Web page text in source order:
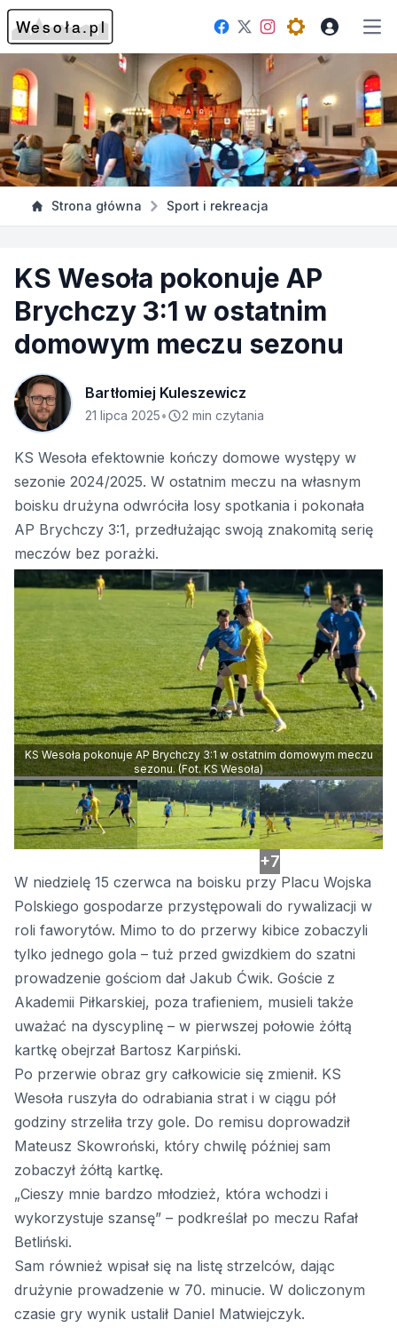
Facebook
TwitterInstagram
Open theme
Strona główna Sport i rekreacja
KS Wesoła pokonuje AP
Brychczy 3:1 w ostatnim
domowym meczu sezonu
Bartłomiej Kuleszewicz
21 lipca 2025• 2 min czytania
KS Wesoła efektownie kończy domowe występy w
sezonie 2024/2025. W ostatnim meczu na własnym
boisku drużyna odwróciła losy spotkania i pokonała
AP Brychczy 3:1, przedłużając swoją znakomitą serię
meczów bez porażki.
KS Wesoła pokonuje AP Brychczy 3:1 w ostatnim domowym meczu
sezonu. (Fot. KS Wesoła)
+7
W niedzielę 15 czerwca na boisku przy Placu Wojska
Polskiego gospodarze przystępowali do rywalizacji w
roli faworytów. Mimo to do przerwy kibice zobaczyli
tylko jednego gola – tuż przed gwizdkiem do szatni
prowadzenie gościom dał Jakub Ćwik. Goście z
Akademii Piłkarskiej, poza trafieniem, musieli także
uważać na dyscyplinę – w pierwszej połowie żółtą
kartkę obejrzał Bartosz Karpiński.
Po przerwie obraz gry całkowicie się zmienił. KS
Wesoła ruszyła do odrabiania strat i w ciągu pół
godziny strzeliła trzy gole. Do remisu doprowadził
Mateusz Skowroński, który chwilę później sam
zobaczył żółtą kartkę.
„Cieszy mnie bardzo młodzież, która wchodzi i
wykorzystuje szansę” – podkreślał po meczu Rafał
Betliński.
Sam również wpisał się na listę strzelców, dając
drużynie prowadzenie w 70. minucie. W doliczonym
czasie gry wynik ustalił Daniel Matwiejczyk.